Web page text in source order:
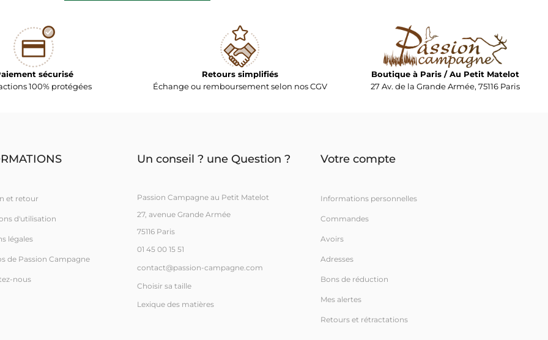
sécurisé
100% protégées
Retours simplifiés
Échange ou remboursement selon nos CGV
Boutique à Paris / Au Petit Matelot
27 Av. de la Grande Armée, 75116 Paris
et retour
d'utilisation
légales
de Passion Campagne
nous
Un conseil ? une Question ?
Passion Campagne au Petit Matelot
27, avenue Grande Armée
75116 Paris
01 45 00 15 51
contact@passion-campagne.com
Choisir sa taille
Lexique des matières
Votre compte
Informations personnelles
Commandes
Avoirs
Adresses
Bons de réduction
Mes alertes
Retours et rétractations